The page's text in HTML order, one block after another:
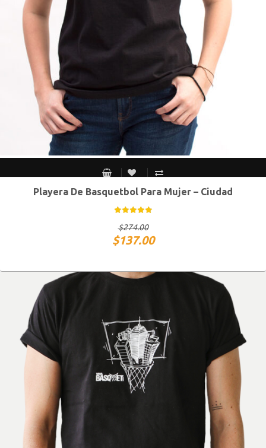
CH M G XG
Playera De Basquetbol Para Mujer – Ciudad
$274.00
$137.00